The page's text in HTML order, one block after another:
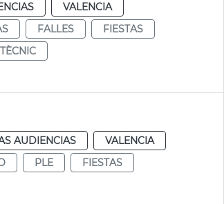
VALENCIA
FALLES
FIESTAS
AUDIENCIAS
VALENCIA
PLE
FIESTAS